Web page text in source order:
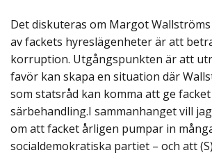
Det diskuteras om Margot
av fackets hyreslägenheter är att
korruption. Utgångspunkten är att
favör kan skapa en situation där
som statsråd kan komma att ge
särbehandling.I sammanhanget vill
om att facket årligen pumpar in
socialdemokratiska partiet – och att